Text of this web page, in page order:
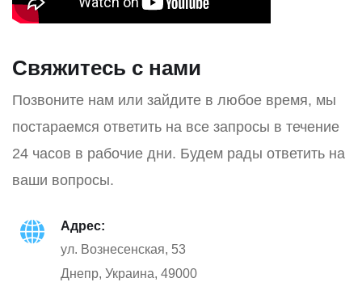
Свяжитесь с нами
Позвоните нам или зайдите в любое время, мы
постараемся ответить на все запросы в течение
24 часов в рабочие дни. Будем рады ответить на
ваши вопросы.
Адрес:
ул. Вознесенская, 53
Днепр, Украина, 49000